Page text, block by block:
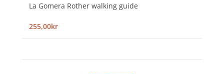
La Gomera Rother walking guide
255,00kr